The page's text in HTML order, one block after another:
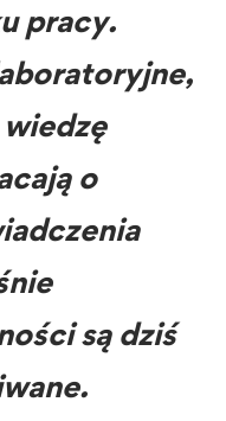
pracy.
o
są dziś